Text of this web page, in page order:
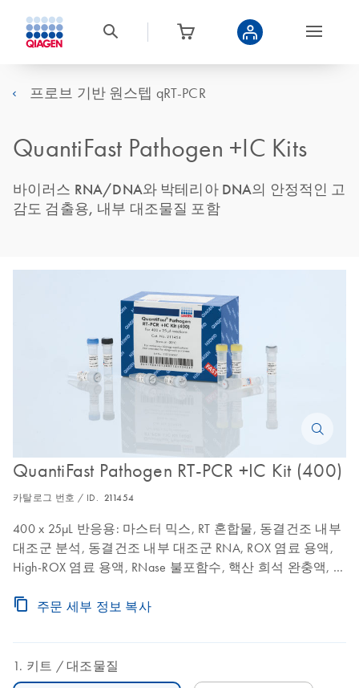
프로브 기반 원스텝 qRT-PCR
QuantiFast Pathogen +IC Kits
바이러스 RNA/DNA와 박테리아 DNA의 안정적인 고
감도 검출용, 내부 대조물질 포함
QuantiFast Pathogen RT-PCR +IC Kit (400)
카탈로그 번호 / ID. 211454
400 x 25µL 반응용: 마스터 믹스, RT 혼합물, 동결건조 내부
대조군 분석, 동결건조 내부 대조군 RNA, ROX 염료 용액,
High-ROX 염료 용액, RNase 불포함수, 핵산 희석 완충액, 완
주문 세부 정보 복사
키트 대조물질